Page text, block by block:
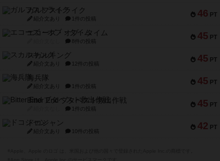
46 PT
ガルフストライク
紹介文あり 1件の投稿
45 PT
エコーズ・オブ・タイム
8件の投稿
45 PT
スカルキング
紹介文あり 12件の投稿
45 PT
海兵隊
紹介文あり 1件の投稿
45 PT
Bitter End ブタペスト救出作戦
1件の投稿
42 PT
ドコジャン
紹介文あり 10件の投稿